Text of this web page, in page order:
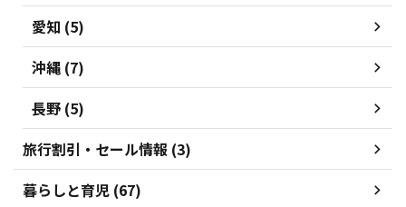
愛知 (5)
沖縄 (7)
長野 (5)
旅行割引・セール情報 (3)
暮らしと育児 (67)